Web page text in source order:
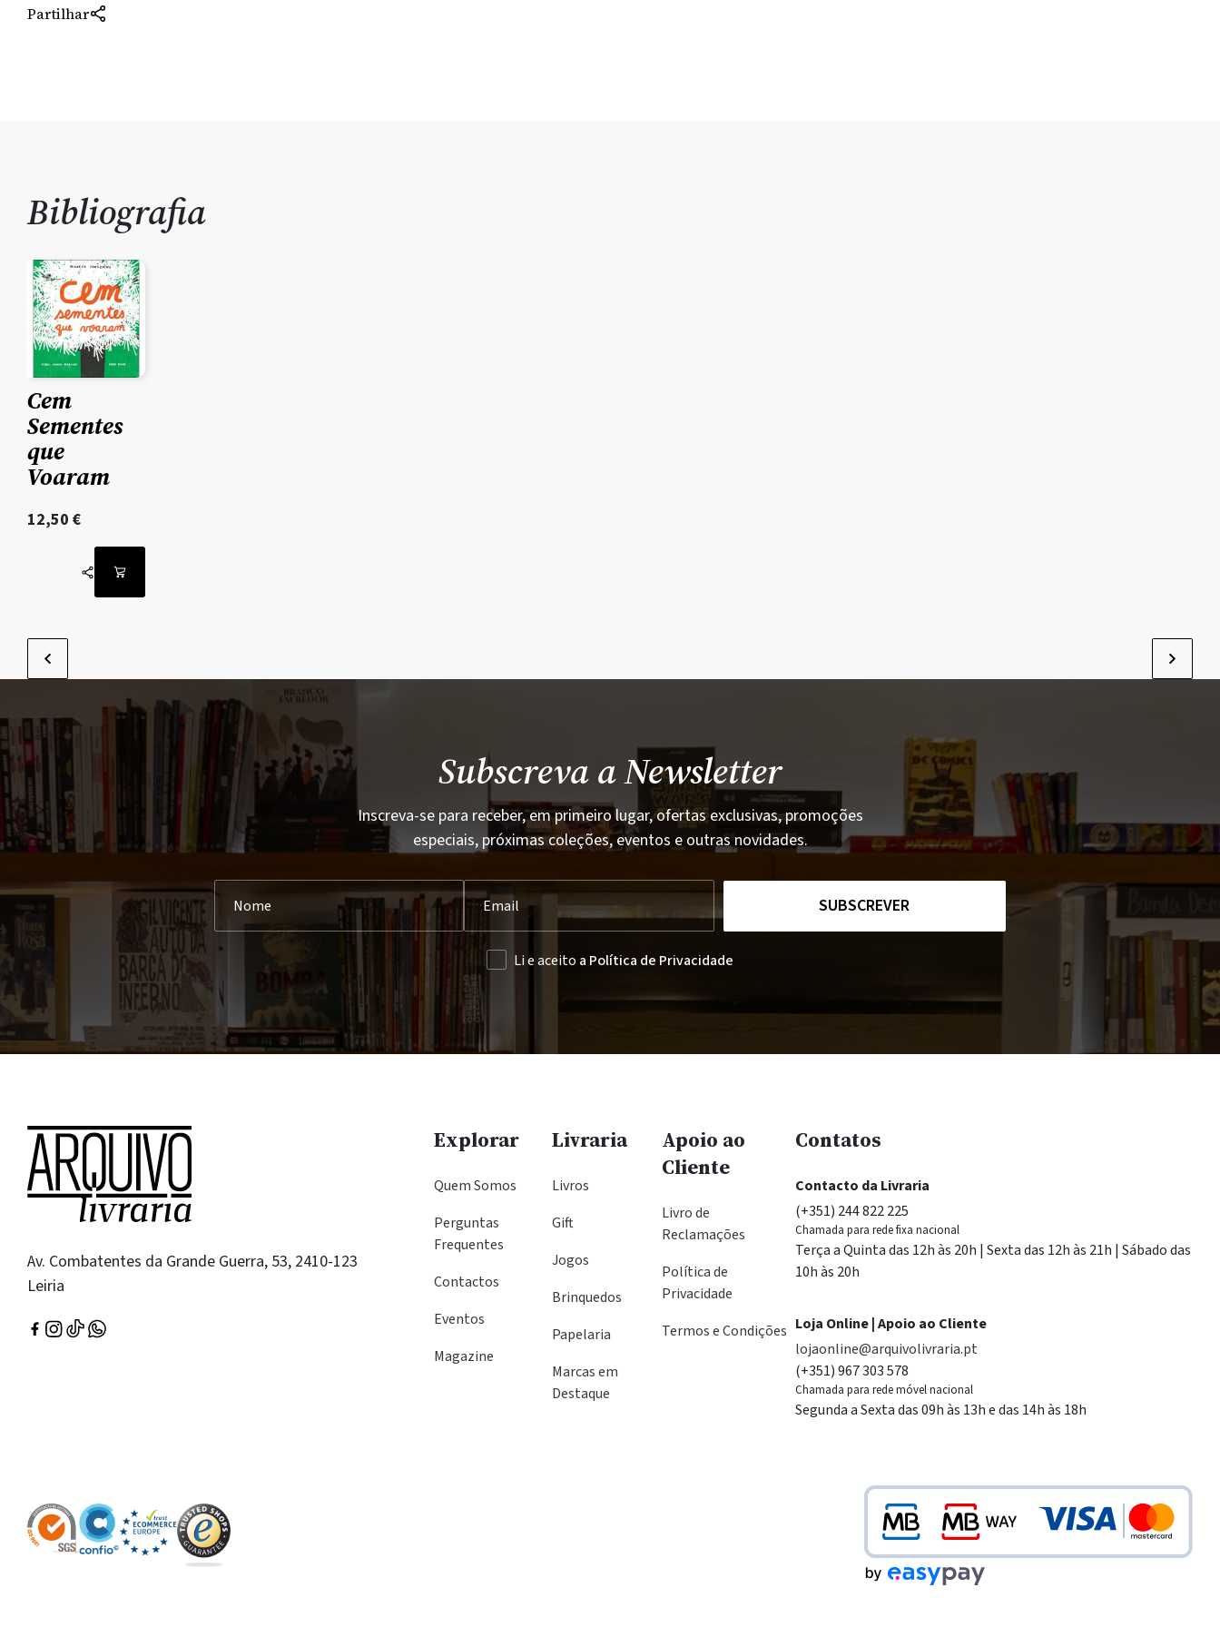
Partilhar
Bibliografia
Cem
Sementes
que
Voaram
12,50 €
Subscreva a Newsletter
Inscreva-se para receber, em primeiro lugar, ofertas exclusivas, promoções
especiais, próximas coleções, eventos e outras novidades.
SUBSCREVER
Li e aceito a Política de Privacidade
Av. Combatentes da Grande Guerra, 53, 2410-123
Leiria
Explorar
Quem Somos
Perguntas
Frequentes
Contactos
Eventos
Magazine
Livraria
Livros
Gift
Jogos
Brinquedos
Papelaria
Marcas em
Destaque
Apoio ao
Cliente
Livro de
Reclamações
Política de
Privacidade
Termos e Condições
Contatos
Contacto da Livraria
(+351) 244 822 225
Chamada para rede fixa nacional
Terça a Quinta das 12h às 20h | Sexta das 12h às 21h | Sábado das
10h às 20h
Loja Online | Apoio ao Cliente
lojaonline@arquivolivraria.pt
(+351) 967 303 578
Chamada para rede móvel nacional
Segunda a Sexta das 09h às 13h e das 14h às 18h